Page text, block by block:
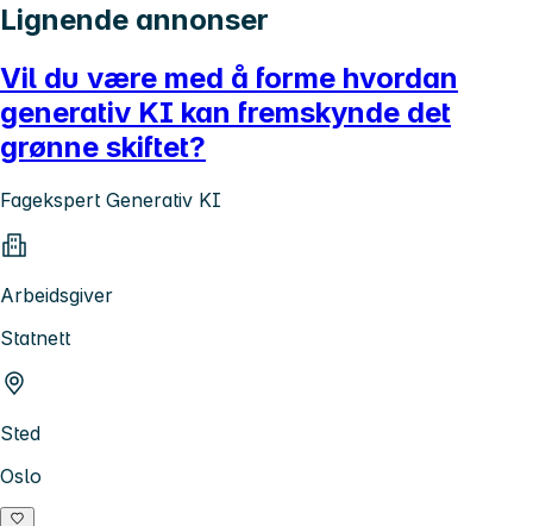
Lignende annonser
Vil du være med å forme hvordan
generativ KI kan fremskynde det
grønne skiftet?
Fagekspert Generativ KI
Arbeidsgiver
Statnett
Sted
Oslo